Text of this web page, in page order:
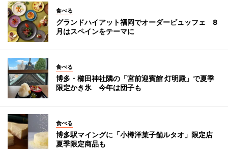
食べる
グランドハイアット福岡でオーダービュッフェ 8
月はスペインをテーマに
食べる
博多・櫛田神社隣の「宮前迎賓館 灯明殿」で夏季
限定かき氷 今年は団子も
食べる
博多駅マイングに「小樽洋菓子舗ルタオ」限定店
夏季限定商品も